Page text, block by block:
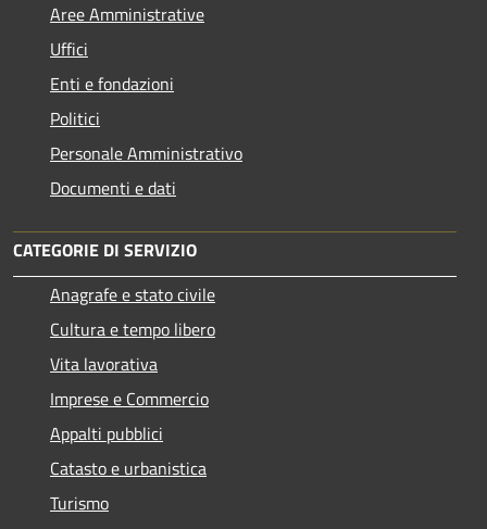
Aree Amministrative
Uffici
Enti e fondazioni
Politici
Personale Amministrativo
Documenti e dati
CATEGORIE DI SERVIZIO
Anagrafe e stato civile
Cultura e tempo libero
Vita lavorativa
Imprese e Commercio
Appalti pubblici
Catasto e urbanistica
Turismo